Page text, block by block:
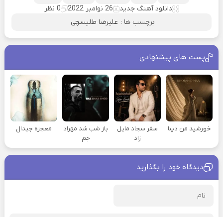
دانلود آهنگ جدید
26 نوامبر 2022
0 نظر
برچسب ها : علیرضا طلیسچی
پست های پیشنهادی
خورشید من دینا
سفر سجاد مایل
زاد
باز شب شد مهراد
جم
معجزه جیدال
دیدگاه خود را بگذارید